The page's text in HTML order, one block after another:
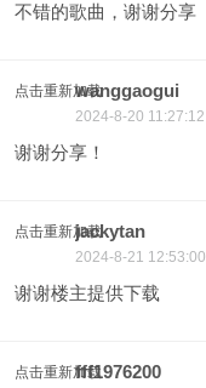
不错的歌曲，谢谢分享
点击重新加载wanggaogui
2024-8-20 11:27:12
谢谢分享！
点击重新加载jackytan
2024-8-21 12:53:00
谢谢楼主提供下载
点击重新加载fff1976200